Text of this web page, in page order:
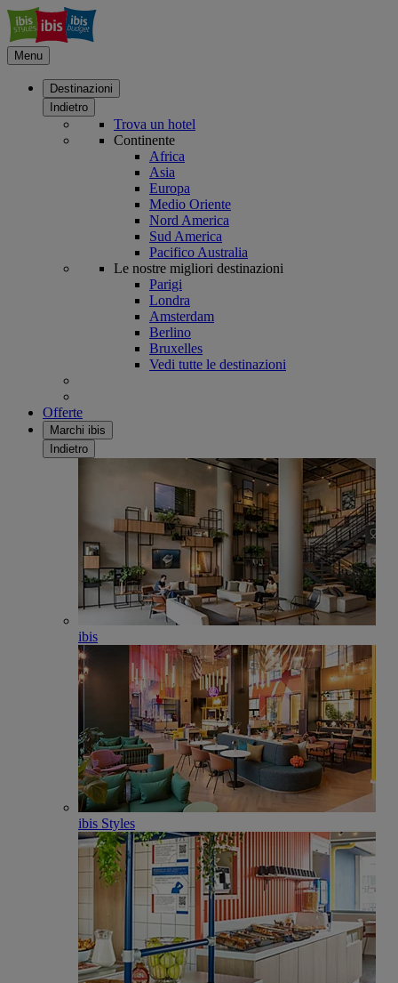
Menu
Destinazioni
Indietro
Trova un hotel
Continente
Africa
Asia
Europa
Medio Oriente
Nord America
Sud America
Pacifico Australia
Le nostre migliori destinazioni
Parigi
Londra
Amsterdam
Berlino
Bruxelles
Vedi tutte le destinazioni
Offerte
Marchi ibis
Indietro
ibis
ibis Styles